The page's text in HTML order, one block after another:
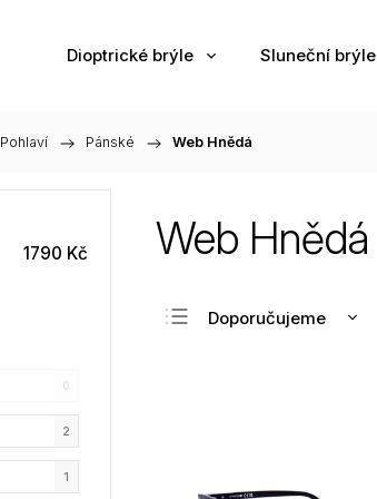
Dioptrické brýle Sluneční brýle
Pohlaví / Pánské / Web Hnědá
1790 Kč
0
2
1
Web Hnědá
Doporučujeme